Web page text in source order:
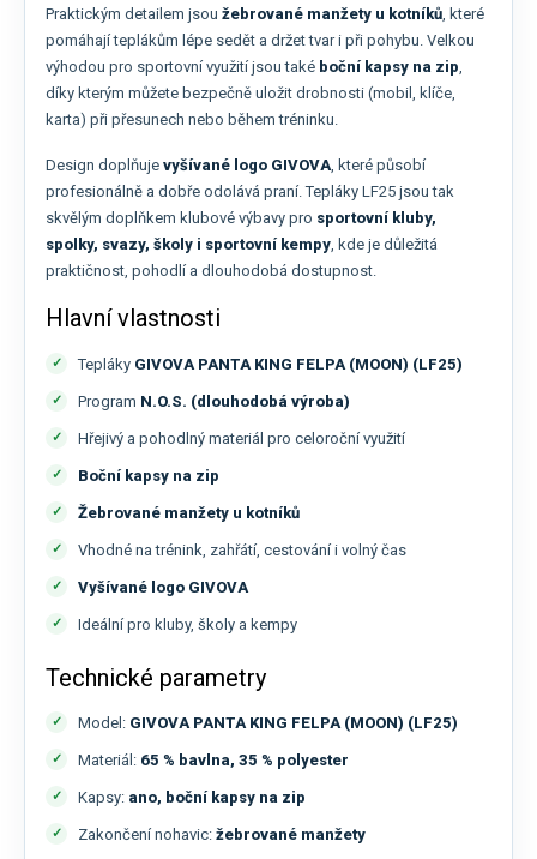
Praktickým detailem jsou žebrované manžety u kotníků, které
pomáhají teplákům lépe sedět a držet tvar i při pohybu. Velkou
výhodou pro sportovní využití jsou také boční kapsy na zip,
díky kterým můžete bezpečně uložit drobnosti (mobil, klíče,
karta) při přesunech nebo během tréninku.
Design doplňuje vyšívané logo GIVOVA, které působí
profesionálně a dobře odolává praní. Tepláky LF25 jsou tak
skvělým doplňkem klubové výbavy pro sportovní kluby,
spolky, svazy, školy i sportovní kempy, kde je důležitá
praktičnost, pohodlí a dlouhodobá dostupnost.
Hlavní vlastnosti
Tepláky GIVOVA PANTA KING FELPA (MOON) (LF25)
Program N.O.S. (dlouhodobá výroba)
Hřejivý a pohodlný materiál pro celoroční využití
Boční kapsy na zip
Žebrované manžety u kotníků
Vhodné na trénink, zahřátí, cestování i volný čas
Vyšívané logo GIVOVA
Ideální pro kluby, školy a kempy
Technické parametry
Model: GIVOVA PANTA KING FELPA (MOON) (LF25)
Materiál: 65 % bavlna, 35 % polyester
Kapsy: ano, boční kapsy na zip
Zakončení nohavic: žebrované manžety